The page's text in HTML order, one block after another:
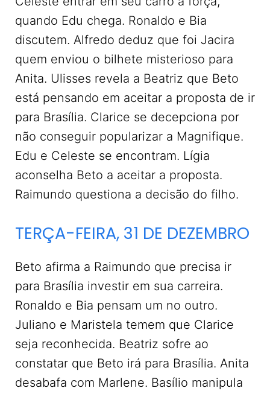
quando Edu chega. Ronaldo e Bia
discutem. Alfredo deduz que foi Jacira
quem enviou o bilhete misterioso para
Anita. Ulisses revela a Beatriz que Beto
está pensando em aceitar a proposta de ir
para Brasília. Clarice se decepciona por
não conseguir popularizar a Magnifique.
Edu e Celeste se encontram. Lígia
aconselha Beto a aceitar a proposta.
Raimundo questiona a decisão do filho.
TERÇA-FEIRA, 31 DE DEZEMBRO
Beto afirma a Raimundo que precisa ir
para Brasília investir em sua carreira.
Ronaldo e Bia pensam um no outro.
Juliano e Maristela temem que Clarice
seja reconhecida. Beatriz sofre ao
constatar que Beto irá para Brasília. Anita
desabafa com Marlene. Basílio manipula